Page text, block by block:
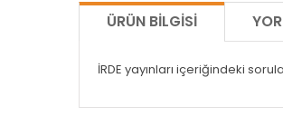
ÜRÜN BILGISI
İRDE yayınları içeriğindeki